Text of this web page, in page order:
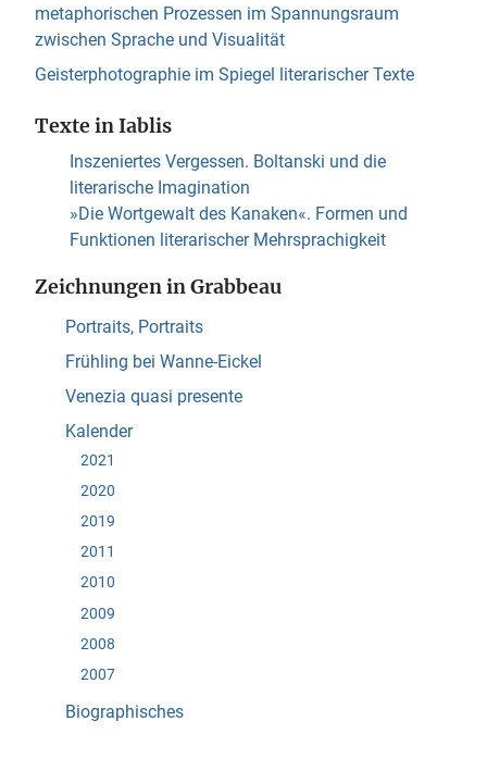
metaphorischen Prozessen im Spannungsraum
zwischen Sprache und Visualität
Geisterphotographie im Spiegel literarischer Texte
Texte in Iablis
Inszeniertes Vergessen. Boltanski und die
literarische Imagination
»Die Wortgewalt des Kanaken«. Formen und
Funktionen literarischer Mehrsprachigkeit
Zeichnungen in Grabbeau
Portraits, Portraits
Frühling bei Wanne-Eickel
Venezia quasi presente
Kalender
2021
2020
2019
2011
2010
2009
2008
2007
Biographisches